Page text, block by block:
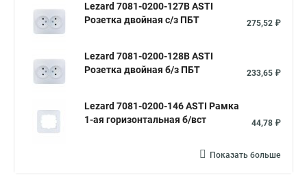
Lezard 7081-0200-127B ASTI
Розетка двойная с/з ПБТ
275,52 ₽
Lezard 7081-0200-128B ASTI
Розетка двойная б/з ПБТ
233,65 ₽
Lezard 7081-0200-146 ASTI Рамка
1-ая горизонтальная б/вст
44,78 ₽
Показать больше